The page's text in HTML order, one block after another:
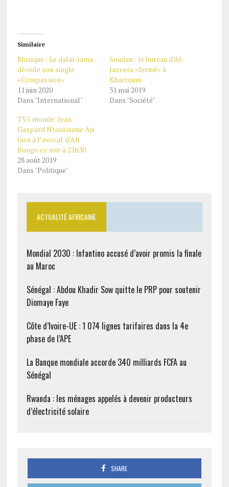
Similaire
Musique : Le dalaï-lama
dévoile son single
«Compassion»
11 juin 2020
Dans "International"
Soudan : le bureau d’Al-
Jazeera «fermé» à
Khartoum
31 mai 2019
Dans "Société"
TV5 monde: Jean
Gaspard Ntoutoume Ayi
face à l’avocat d’Ali
Bongo ce soir à 21h30
28 août 2019
Dans "Politique"
ACTUALITÉ AFRICAINE
Mondial 2030 : Infantino accusé d’avoir promis la finale
au Maroc
Sénégal : Abdou Khadir Sow quitte le PRP pour soutenir
Diomaye Faye
Côte d’Ivoire-UE : 1 074 lignes tarifaires dans la 4e
phase de l’APE
La Banque mondiale accorde 340 milliards FCFA au
Sénégal
Rwanda : les ménages appelés à devenir producteurs
d’électricité solaire
SHARE